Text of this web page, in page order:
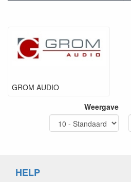
GROM AUDIO
Weergave
HELP